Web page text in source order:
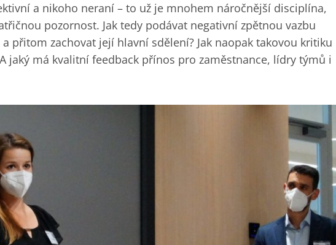
a nikoho neraní – to už je mnohem náročnější disciplína,
pozornost. Jak tedy podávat negativní zpětnou vazbu
přitom zachovat její hlavní sdělení? Jak naopak takovou kritiku
jaký má kvalitní feedback přínos pro zaměstnance, lídry týmů i